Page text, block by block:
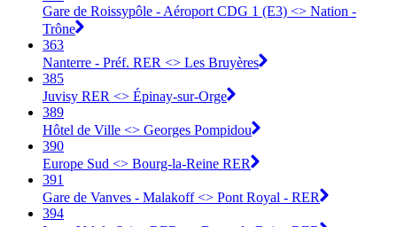
Gare de Roissypôle - Aéroport CDG 1 (E3) <> Nation -
Trône
363
Nanterre - Préf. RER <> Les Bruyères
385
Juvisy RER <> Épinay-sur-Orge
389
Hôtel de Ville <> Georges Pompidou
390
Europe Sud <> Bourg-la-Reine RER
391
Gare de Vanves - Malakoff <> Pont Royal - RER
394